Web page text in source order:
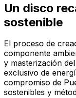
Un disco
sostenible
El proceso de
componente
y masterización
exclusivo de
compromiso de
sostenibles y